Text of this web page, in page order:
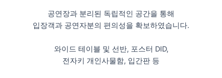
공연장과 분리된 독립적인 공간을 통해
입장객과 공연자분의 편의성을 확보하였습니다.
와이드 테이블 및 선반, 포스터 DID,
전자키 개인사물함, 입간판 등